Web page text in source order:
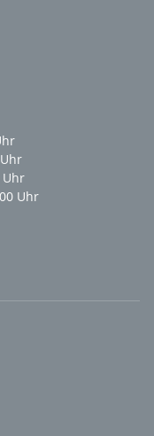
Uhr
Uhr